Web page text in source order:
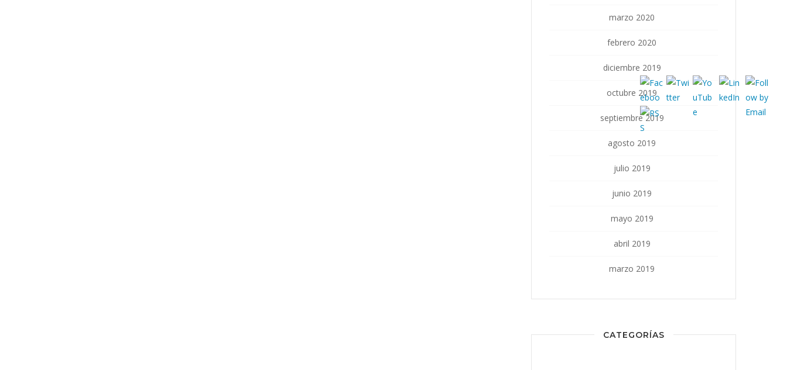
marzo 2020
febrero 2020
diciembre 2019
octubre 2019
septiembre 2019
agosto 2019
julio 2019
junio 2019
mayo 2019
abril 2019
marzo 2019
CATEGORÍAS